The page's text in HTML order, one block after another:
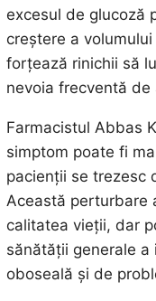
excesul de glucoză
creștere a
forțează rinichii să
nevoia frecventă
Farmacistul Abbas
simptom poate fi
pacienții se trezesc
Această perturbare
calitatea vieții, dar
sănătății generale
oboseală și de